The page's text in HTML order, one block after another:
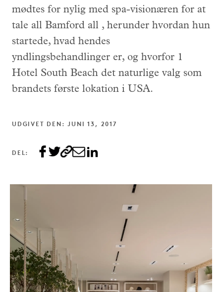
mødtes for nylig med spa-visionæren for at
tale all Bamford all , herunder hvordan hun
startede, hvad hendes
yndlingsbehandlinger er, og hvorfor 1
Hotel South Beach det naturlige valg som
brandets første lokation i USA.
UDGIVET DEN: JUNI 13, 2017
DEL: